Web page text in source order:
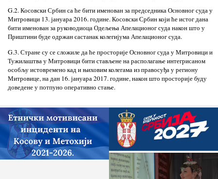
G.2. Косовски Србин са ће бити именован за председника Основног суда у
Митровици 13. јануара 2016. године. Косовски Србин који ће истог дана
бити именован за руководиоца Одељења Апелационог суда након што у
Приштини буде одржан састанак колегијума Апелационог суда.
G.3. Стране су се сложиле да ће просторије Основног суда у Митровици и
Тужилаштва у Митровици бити стављене на располагање интегрисаном
особљу истовремено кад и њиховим колегама из правосуђа у региону
Митровице, на дан 16. јануара 2017. године, након што просторије буду
доведене у потпуно оперативно стање.